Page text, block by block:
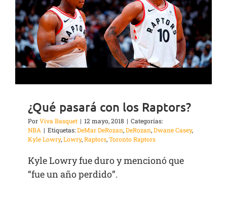
¿Qué pasará con los Raptors?
PorViva Basquet | 12 mayo, 2018 | Categorías:
NBA | Etiquetas:DeMar DeRozan,DeRozan,Dwane Casey,
Kyle Lowry,Lowry,Raptors,Toronto Raptors
Kyle Lowry fue duro y mencionó que
“fue un año perdido”.